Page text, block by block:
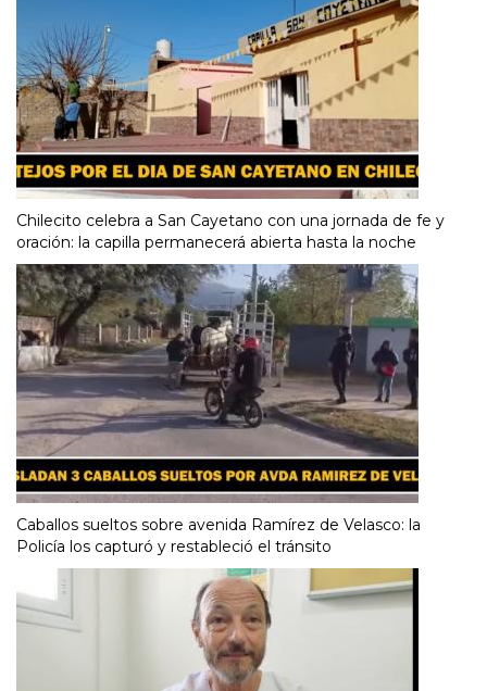
Chilecito celebra a San Cayetano con una jornada de fe y
oración: la capilla permanecerá abierta hasta la noche
Caballos sueltos sobre avenida Ramírez de Velasco: la
Policía los capturó y restableció el tránsito